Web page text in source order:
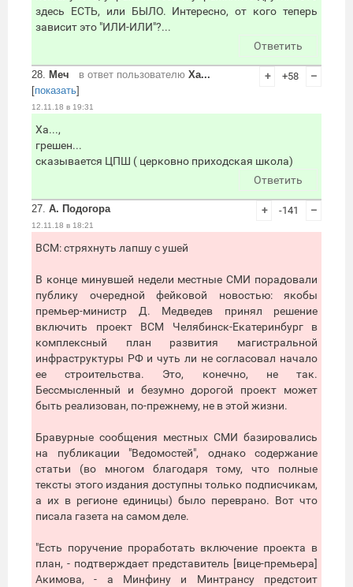
здесь ЕСТЬ, или БЫЛО. Интересно, от кого теперь
зависит это "ИЛИ-ИЛИ"?...
Ответить
28. Меч в ответ пользователю Ха...
[показать]
12.11.18 в 19:31
+ +58 –
Ха...,
грешен...
сказывается ЦПШ ( церковно приходская школа)
Ответить
27. А. Подогора
12.11.18 в 18:21
+ -141 –
ВСМ: стряхнуть лапшу с ушей
В конце минувшей недели местные СМИ порадовали
публику очередной фейковой новостью: якобы
премьер-министр Д. Медведев принял решение
включить проект ВСМ Челябинск-Екатеринбург в
комплексный план развития магистральной
инфраструктуры РФ и чуть ли не согласовал начало
ее строительства. Это, конечно, не так.
Бессмысленный и безумно дорогой проект может
быть реализован, по-прежнему, не в этой жизни.
Бравурные сообщения местных СМИ базировались
на публикации "Ведомостей", однако содержание
статьи (во многом благодаря тому, что полные
тексты этого издания доступны только подписчикам,
а их в регионе единицы) было переврано. Вот что
писала газета на самом деле.
"Есть поручение проработать включение проекта в
план, - подтверждает представитель [вице-премьера]
Акимова, - а Минфину и Минтрансу предстоит